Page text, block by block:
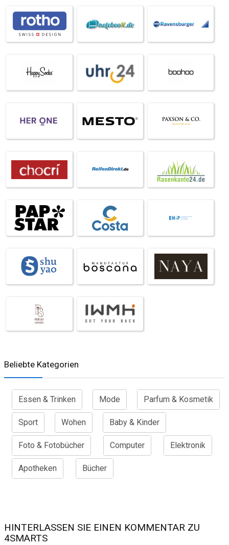
Beliebte Kategorien
Essen & Trinken Mode Parfum & Kosmetik
Sport Wohen Baby & Kinder
Foto & Fotobücher Computer Elektronik
Apotheken Bücher
HINTERLASSEN SIE EINEN KOMMENTAR ZU
4SMARTS